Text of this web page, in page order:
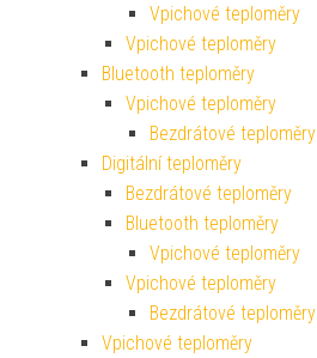
Vpichové teploměry
Vpichové teploměry
Bluetooth teploměry
Vpichové teploměry
Bezdrátové teploměry
Digitální teploměry
Bezdrátové teploměry
Bluetooth teploměry
Vpichové teploměry
Vpichové teploměry
Bezdrátové teploměry
Vpichové teploměry